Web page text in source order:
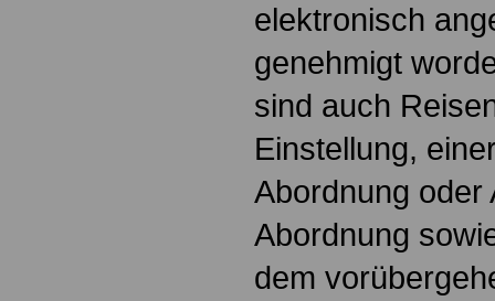
elektronisch
genehmigt
sind auch
Einstellung,
Abordnung oder
Abordnung
dem